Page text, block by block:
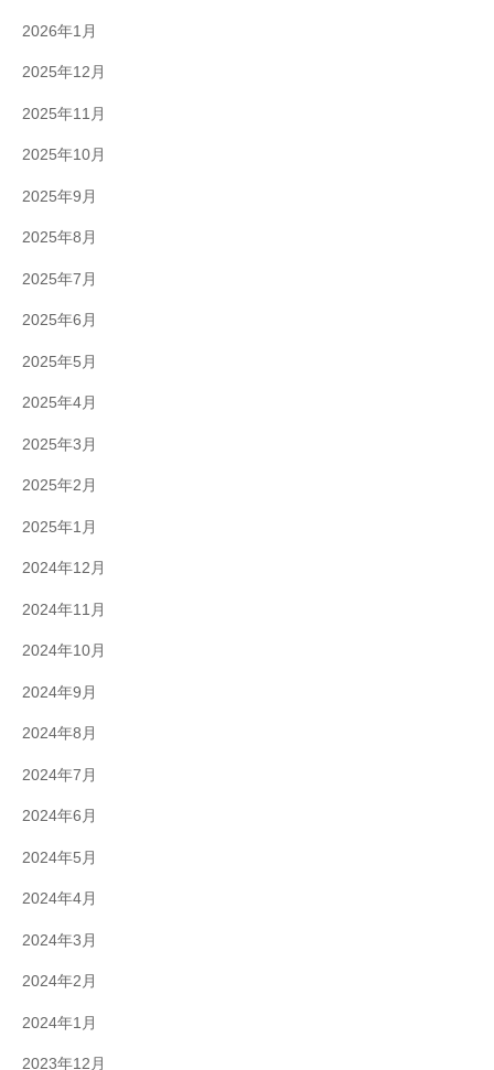
2026年1月
2025年12月
2025年11月
2025年10月
2025年9月
2025年8月
2025年7月
2025年6月
2025年5月
2025年4月
2025年3月
2025年2月
2025年1月
2024年12月
2024年11月
2024年10月
2024年9月
2024年8月
2024年7月
2024年6月
2024年5月
2024年4月
2024年3月
2024年2月
2024年1月
2023年12月